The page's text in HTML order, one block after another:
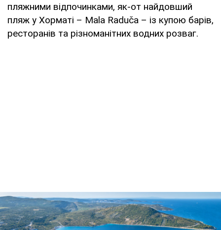
пляжними відпочинками, як-от найдовший
пляж у Хорматі – Mala Raduča – із купою барів,
ресторанів та різноманітних водних розваг.